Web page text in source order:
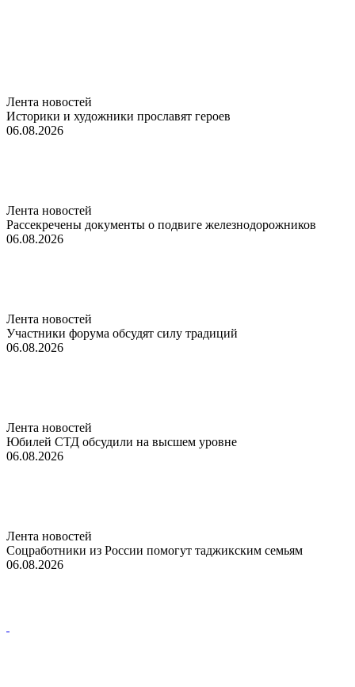
Лента новостей
Историки и художники прославят героев
06.08.2026
Лента новостей
Рассекречены документы о подвиге железнодорожников
06.08.2026
Лента новостей
Участники форума обсудят силу традиций
06.08.2026
Лента новостей
Юбилей СТД обсудили на высшем уровне
06.08.2026
Лента новостей
Соцработники из России помогут таджикским семьям
06.08.2026